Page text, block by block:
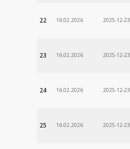
22 16.02.2026 2025-12-23
23 16.02.2026 2025-12-23
24 16.02.2026 2025-12-23
25 16.02.2026 2025-12-23